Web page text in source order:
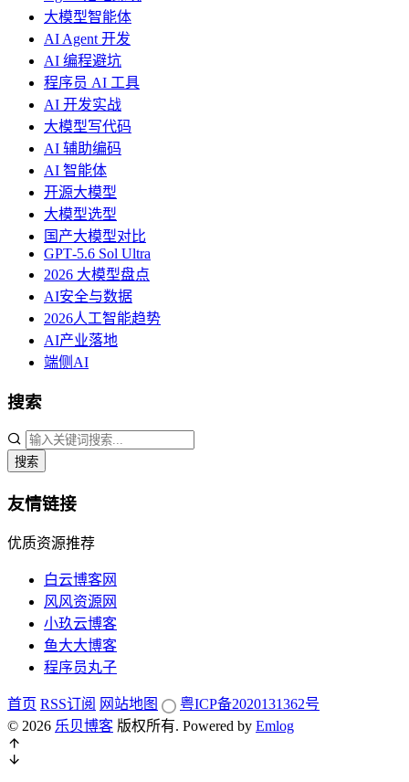
大模型智能体
AI Agent 开发
AI 编程避坑
程序员 AI 工具
AI 开发实战
大模型写代码
AI 辅助编码
AI 智能体
开源大模型
大模型选型
国产大模型对比
GPT‑5.6 Sol Ultra
2026 大模型盘点
AI安全与数据
2026人工智能趋势
AI产业落地
端侧AI
搜索
搜索
友情链接
优质资源推荐
白云博客网
风风资源网
小玖云博客
鱼大大博客
程序员丸子
首页 RSS订阅 网站地图
粤ICP备2020131362号
© 2026 乐贝博客 版权所有. Powered by Emlog